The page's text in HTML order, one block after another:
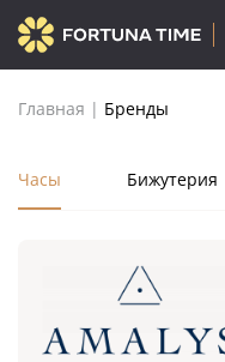
Главная | Бренды
Часы Бижутерия